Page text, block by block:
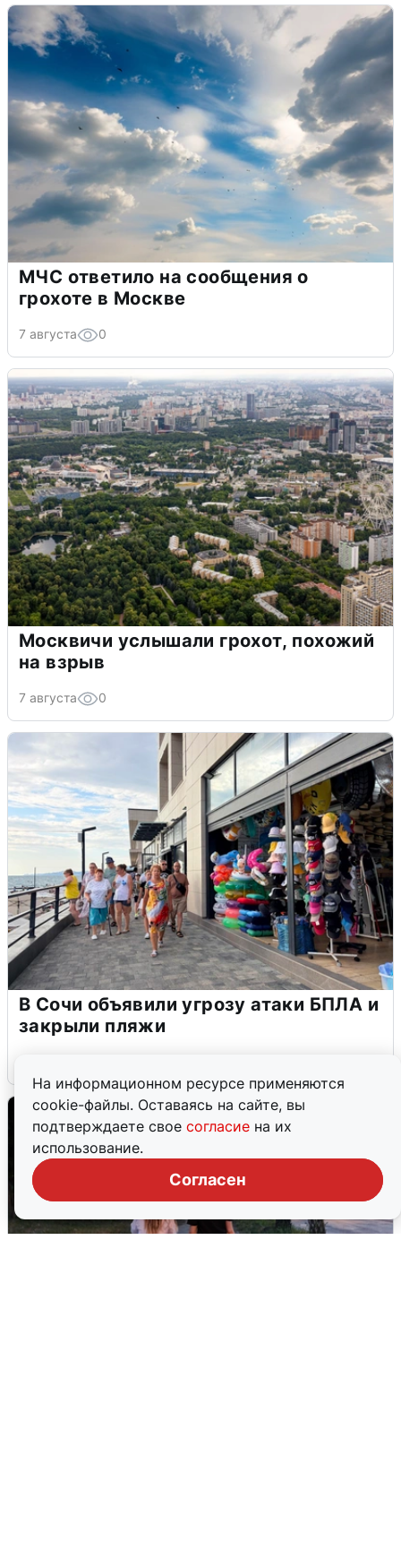
На информационном ресурсе применяются
cookie-файлы. Оставаясь на сайте, вы
подтверждаете свое согласие на их
использование.
Согласен
МЧС ответило на сообщения о
грохоте в Москве
7 августа 0
Москвичи услышали грохот, похожий
на взрыв
7 августа 0
В Сочи объявили угрозу атаки БПЛА и
закрыли пляжи